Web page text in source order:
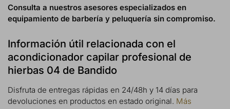
Consulta a nuestros asesores especializados en
equipamiento de barbería y peluquería sin compromiso.
Información útil relacionada con el
acondicionador capilar profesional de
hierbas 04 de Bandido
Disfruta de entregas rápidas en 24/48h y 14 días para
devoluciones en productos en estado original. Más